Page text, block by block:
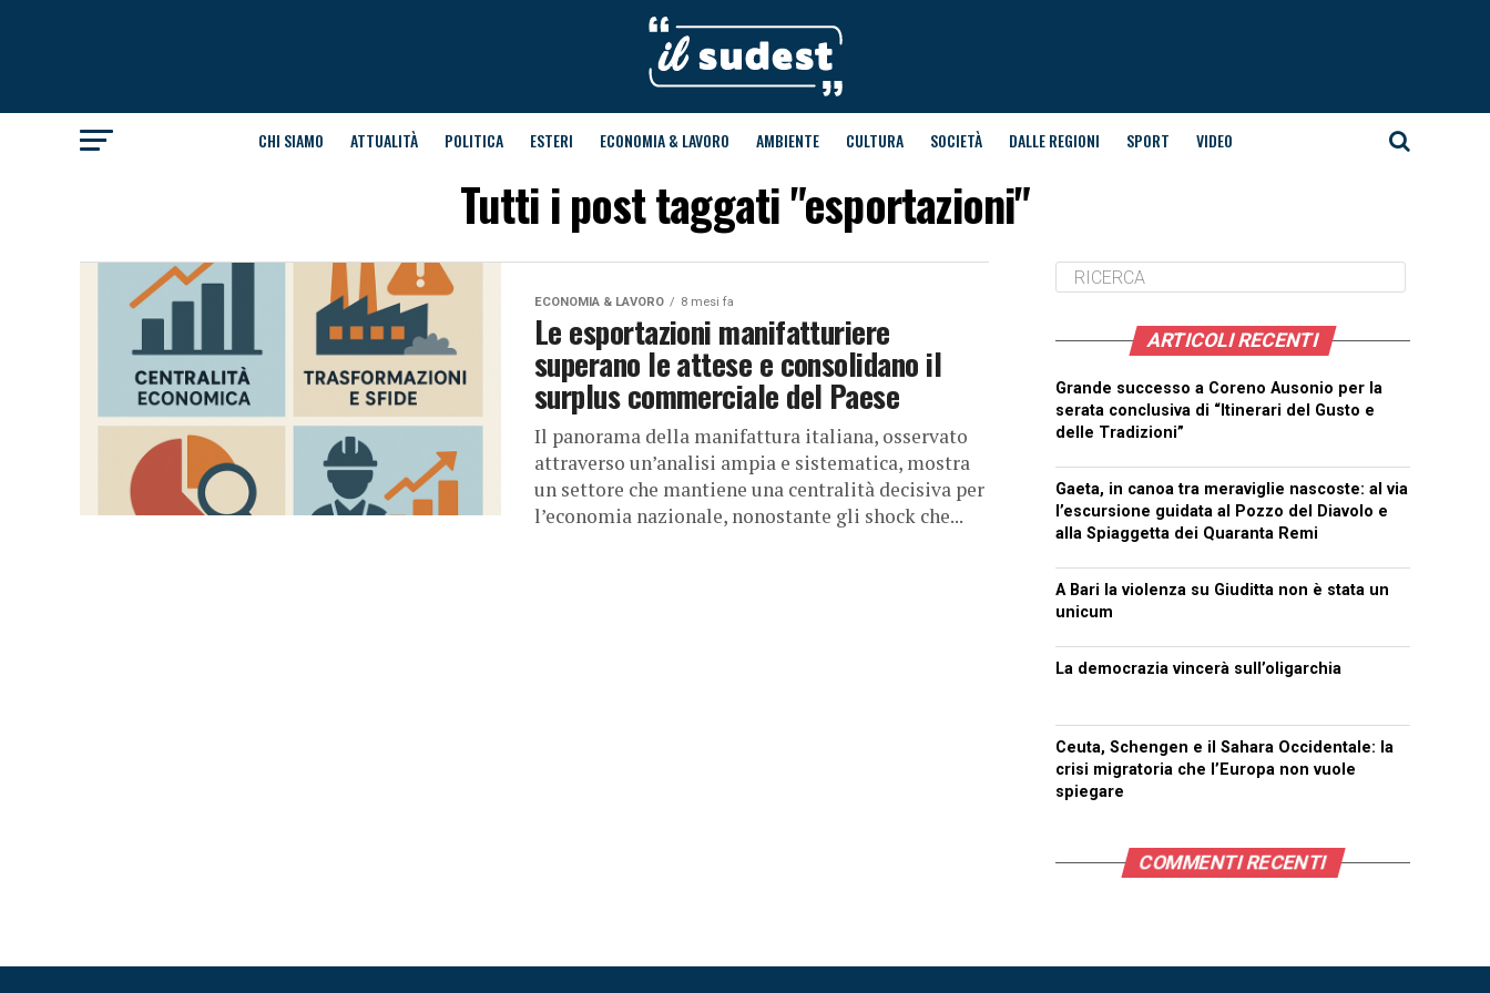
CHI SIAMO ATTUALITÀ POLITICA ESTERI ECONOMIA & LAVORO AMBIENTE CULTURA SOCIETÀ DALLE REGIONI SPORT VIDEO
Tutti i post taggati "esportazioni"
ECONOMIA & LAVORO 8 mesi fa
Le esportazioni manifatturiere
superano le attese e consolidano il
surplus commerciale del Paese
Il panorama della manifattura italiana, osservato
attraverso un’analisi ampia e sistematica, mostra
un settore che mantiene una centralità decisiva per
l’economia nazionale, nonostante gli shock che...
ARTICOLI RECENTI
Grande successo a Coreno Ausonio per la
serata conclusiva di “Itinerari del Gusto e
delle Tradizioni”
Gaeta, in canoa tra meraviglie nascoste: al via
l’escursione guidata al Pozzo del Diavolo e
alla Spiaggetta dei Quaranta Remi
A Bari la violenza su Giuditta non è stata un
unicum
La democrazia vincerà sull’oligarchia
Ceuta, Schengen e il Sahara Occidentale: la
crisi migratoria che l’Europa non vuole
spiegare
COMMENTI RECENTI